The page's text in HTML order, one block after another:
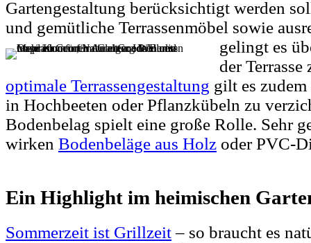
Gartengestaltung berücksichtigt werden
und gemütliche Terrassenmöbel sowie
gelingt es
der
optimale Terrassengestaltung gilt es
in Hochbeeten oder Pflanzkübeln zu
Bodenbelag spielt eine große Rolle. Sehr
wirken Bodenbeläge aus Holz oder PVC-
Ein Highlight im heimischen
Sommerzeit ist Grillzeit– so braucht es